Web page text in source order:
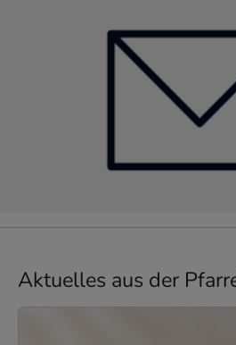
Kath. Propsteipfarrei
Aktuelles aus der